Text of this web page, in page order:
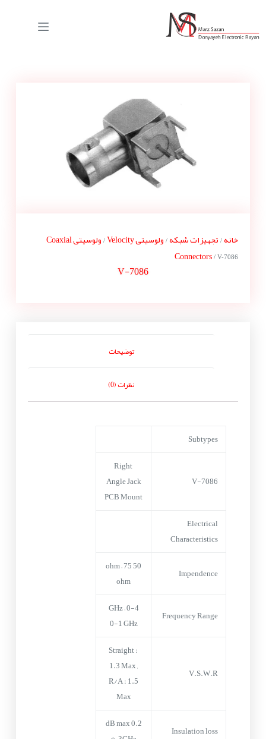
خانه/ تجهیزات شبکه/ ولوسیتی Velocity /
ولوسیتی Coaxial
Connectors / V-7086
V-7086
توضیحات
نظرات (0)
Subtypes
V-7086
Right
Angle Jack
PCB Mount
Electrical
Characteristics
Impendence
50 ohm – 75
ohm
Frequency Range
0-4 GHz –
0-1 GHz
V.S.W.R
Straight :
1.3 Max ,
R/A : 1.5
Max
Insulation loss
0.2 dB max